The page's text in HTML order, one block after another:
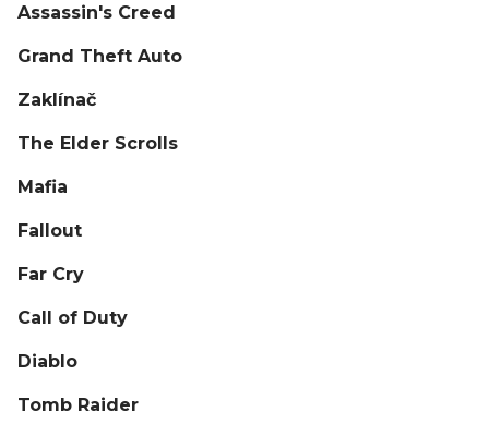
Assassin's Creed
Grand Theft Auto
Zaklínač
The Elder Scrolls
Mafia
Fallout
Far Cry
Call of Duty
Diablo
Tomb Raider